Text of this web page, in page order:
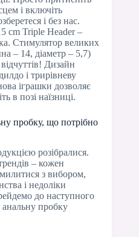
і включіть
і без нас.
cm Triple Header –
Стимулятор великих
– 14, діаметр – 5,7)
Дизайн
і трирівневу
іграшки дозволяє
в позі наїзниці.
пробку, що потрібно
розібралися.
– кожен
з вибором,
і недоліки
до наступного
анальну пробку